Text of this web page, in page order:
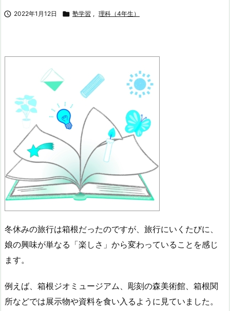
 2022年1月12日  塾学習 , 理科（4年生）
冬休みの旅行は箱根だったのですが、旅行にいくたびに、
娘の興味が単なる「楽しさ」から変わっていることを感じ
ます。
例えば、箱根ジオミュージアム、彫刻の森美術館、箱根関
所などでは展示物や資料を食い入るように見ていました。